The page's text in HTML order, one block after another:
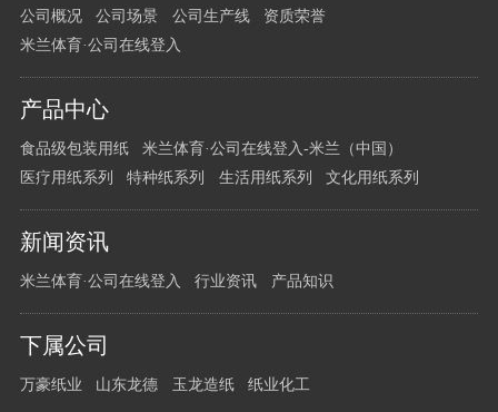
公司概况 公司场景 公司生产线
资质荣誉
米兰体育·公司在线登入
产品中心
食品级包装用纸
米兰体育·公司在线登入-米兰（中国）
医疗用纸系列
特种纸系列 生活用纸系列 文化用纸系列
新闻资讯
米兰体育·公司在线登入 行业资讯 产品知识
下属公司
万豪纸业 山东龙德 玉龙造纸 纸业化工